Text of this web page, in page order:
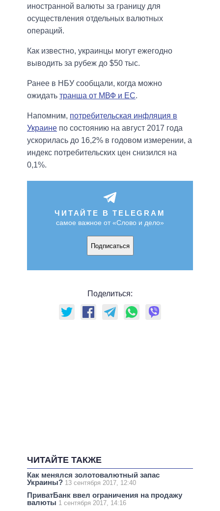
иностранной валюты за границу для
осуществления отдельных валютных
операций.
Как известно, украинцы могут ежегодно
выводить за рубеж до $50 тыс.
Ранее в НБУ сообщали, когда можно
ожидать транша от МВФ и ЕС.
Напомним, потребительская инфляция в
Украине по состоянию на август 2017 года
ускорилась до 16,2% в годовом измерении, а
индекс потребительских цен снизился на
0,1%.
ЧИТАЙТЕ В TELEGRAM
самое важное от «Слово и дело»
Подписаться
Поделиться:
ЧИТАЙТЕ ТАКЖЕ
Как менялся золотовалютный запас
Украины? 13 сентября 2017, 12:40
ПриватБанк ввел ограничения на продажу
валюты 1 сентября 2017, 14:16